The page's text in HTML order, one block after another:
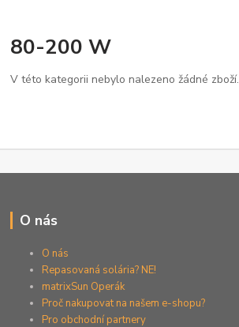
80-200 W
V této kategorii nebylo nalezeno žádné zboží.
O nás
O nás
Repasovaná solária? NE!
matrixSun Operák
Proč nakupovat na našem e-shopu?
Pro obchodní partnery